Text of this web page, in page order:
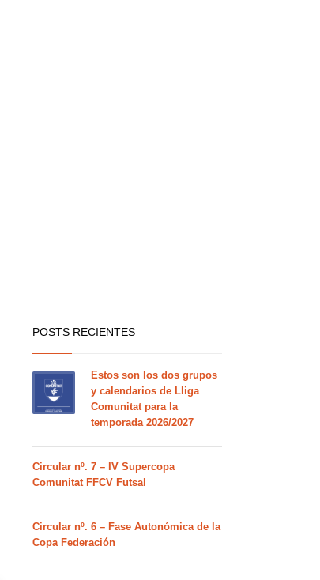
POSTS RECIENTES
Estos son los dos grupos
y calendarios de Lliga
Comunitat para la
temporada 2026/2027
Circular nº. 7 – IV Supercopa
Comunitat FFCV Futsal
Circular nº. 6 – Fase Autonómica de la
Copa Federación